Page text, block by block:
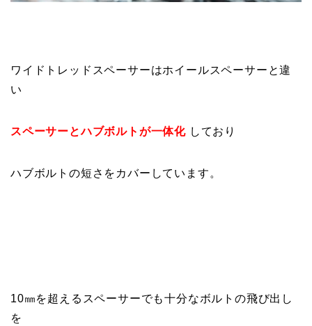
ワイドトレッドスペーサーはホイールスペーサーと違
い
スペーサーとハブボルトが一体化 しており
ハブボルトの短さをカバーしています。
10㎜を超えるスペーサーでも十分なボルトの飛び出し
を